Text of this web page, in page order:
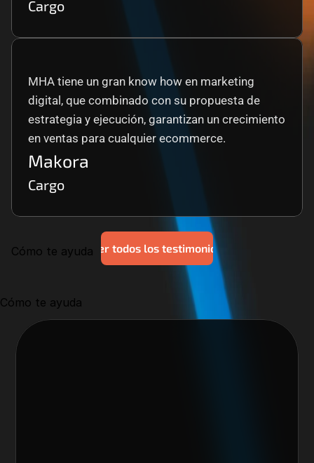
Cómo te ayuda
Ver todos los testimonios
Cargo
MHA tiene un gran know how en marketing
digital, que combinado con su propuesta de
estrategia y ejecución, garantizan un crecimiento
en ventas para cualquier ecommerce.
Makora
Cargo
Cómo te ayuda